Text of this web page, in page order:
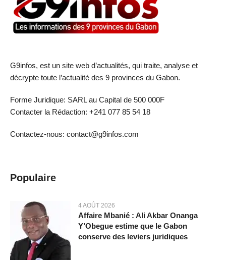
G9infos, est un site web d’actualités, qui traite, analyse et
décrypte toute l’actualité des 9 provinces du Gabon.
Forme Juridique: SARL au Capital de 500 000F
Contacter la Rédaction: +241 077 85 54 18
Contactez-nous: contact@g9infos.com
Populaire
4 AOÛT 2026
Affaire Mbanié : Ali Akbar Onanga
Y’Obegue estime que le Gabon
conserve des leviers juridiques